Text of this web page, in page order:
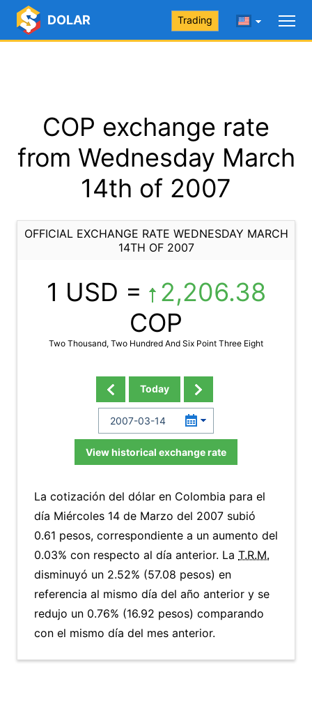
DOLAR Trading
COP exchange rate
from Wednesday March
14th of 2007
OFFICIAL EXCHANGE RATE WEDNESDAY MARCH
14TH OF 2007
1 USD =
2,206.38
COP
Two Thousand, Two Hundred And Six Point Three Eight
Today
View historical exchange rate
La cotización del dólar en Colombia para el
día Miércoles 14 de Marzo del 2007 subió
0.61 pesos, correspondiente a un aumento del
0.03% con respecto al día anterior. La T.R.M.
disminuyó un 2.52% (57.08 pesos) en
referencia al mismo día del año anterior y se
redujo un 0.76% (16.92 pesos) comparando
con el mismo día del mes anterior.